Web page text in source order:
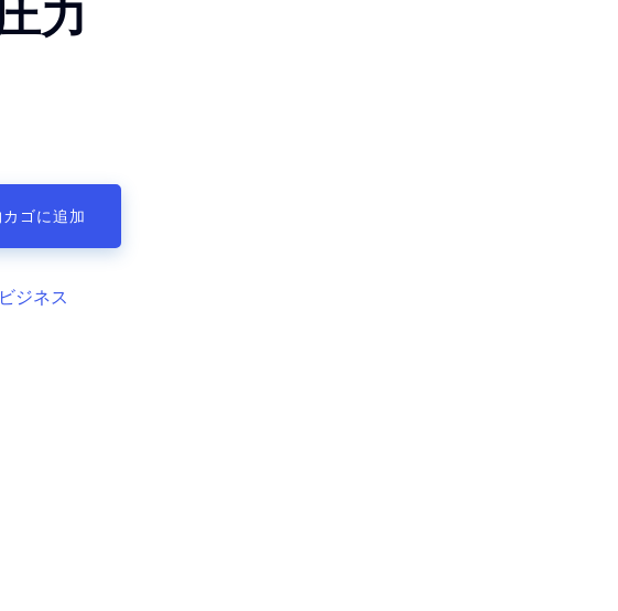
力
ゴに追加
ビジネス